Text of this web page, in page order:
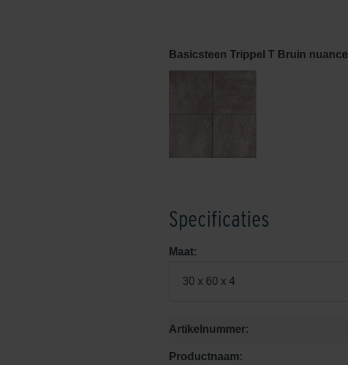
Basicsteen Trippel T Bruin nuance
Specificaties
Maat:
30 x 60 x 4
Artikelnummer:
Productnaam: